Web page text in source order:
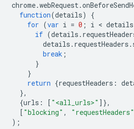
chrome.webRequest.
function(details)
{
for (var i = 0 ; i < details
if (details .
details . requestHeaders .
break ;
}
}
return {requestHeaders :
},
{urls : [ "<all_urls>" ]},
[ "blocking" , "requestHeaders"
);